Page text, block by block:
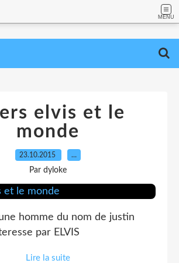
MENU
elvis et le
monde
23.10.2015 …
Par dyloke
homme du nom de justin
par ELVIS
Lire la suite